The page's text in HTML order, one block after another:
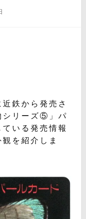
鉄から発売さ
リーズ⑤」パ
いる発売情報
を紹介しま